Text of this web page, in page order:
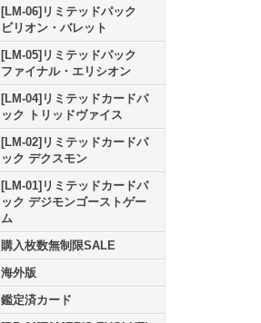
[LM-06]リミテッドパック
ビリオン・バレット
[LM-05]リミテッドパック
ファイナル・エリシオン
[LM-04]リミテッドカードパ
ック トリッドヴァイス
[LM-02]リミテッドカードパ
ック デクスモン
[LM-01]リミテッドカードパ
ック デジモンゴーストゲー
ム
購入枚数無制限SALE
海外版
鑑定済カード